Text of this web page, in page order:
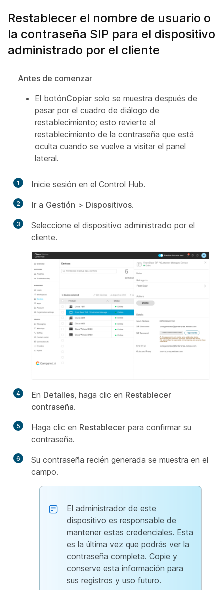
Restablecer el nombre de usuario o
la contraseña SIP para el dispositivo
administrado por el cliente
Antes de comenzar
El botónCopiar solo se muestra después de
pasar por el cuadro de diálogo de
restablecimiento; esto revierte al
restablecimiento de la contraseña que está
oculta cuando se vuelve a visitar el panel
lateral.
1 Inicie sesión en el Control Hub.
2 Ir a Gestión > Dispositivos.
3
Seleccione el dispositivo administrado por el
cliente.
4 En Detalles, haga clic en Restablecer
contraseña.
5 Haga clic en Restablecer para confirmar su
contraseña.
6
Su contraseña recién generada se muestra en el
campo.
El administrador de este
dispositivo es responsable de
mantener estas credenciales. Esta
es la última vez que podrás ver la
contraseña completa. Copie y
conserve esta información para
sus registros y uso futuro.